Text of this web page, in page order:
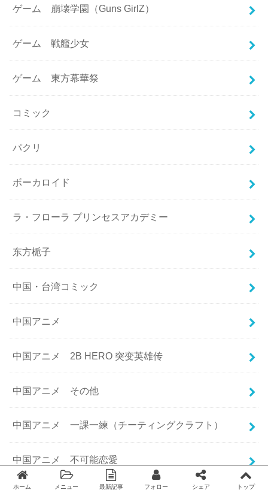
ゲーム 崩壊学園（Guns GirlZ）
ゲーム 戦艦少女
ゲーム 東方幕華祭
コミック
パクリ
ボーカロイド
ラ・フローラ プリンセスアカデミー
东方栀子
中国・台湾コミック
中国アニメ
中国アニメ 2B HERO 突变英雄传
中国アニメ その他
中国アニメ 一課一練（チーティングクラフト）
中国アニメ 不可能恋愛
ホーム メニュー 最新記事 フォロー シェア トップ
Twitter facebook